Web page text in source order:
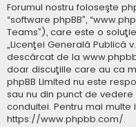
Forumul nostru foloseşte
“software phpBB”,
Teams”), care este o
„Licenţei Generală Publică
descărcat de la
doar discuţiile care au ca
phpBB Limited nu este
sau nu din punct de
conduitei. Pentru mai multe
https://www.phpbb.com/.